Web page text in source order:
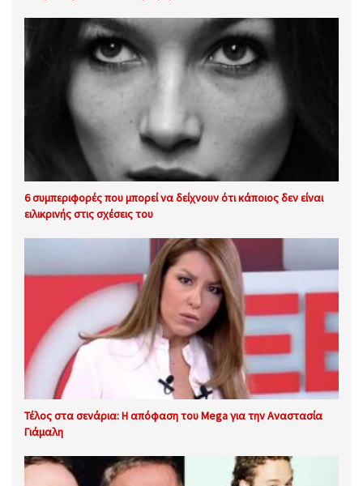
6 συμπεριφορές που μπορεί να δείχνουν ότι κάποιος δεν είναι
ειλικρινής στις σχέσεις του
Τέλος στα σενάρια: Η απόφαση του Mega για την Αναστασία
Γιάμαλη